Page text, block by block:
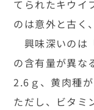
てられたキウイ
のは意外と古く
興味深いのは
の含有量が異な
2.6ｇ、黄肉種
ただし、ビタミ